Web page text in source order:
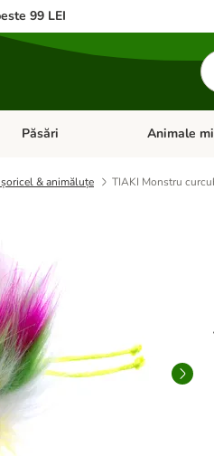
99 LEI
Câini
Deschideți meniul cu categorii: Pisici
Păsări Deschideți
Animale
& animăluțe TIAKI Monstru